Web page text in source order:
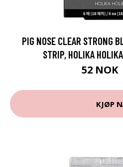
PIG NOSE CLEAR STRONG
STRIP, HOLIKA
52 NOK
KJØP